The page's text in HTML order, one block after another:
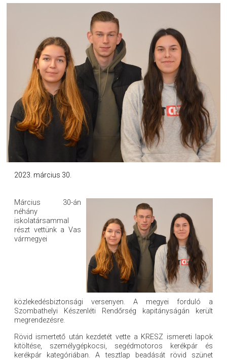
Március 30-án
néhány
iskolatársammal
részt vettünk a Vas
vármegyei
közlekedésbiztonsági versenyen. A megyei forduló a
Szombathelyi Készenléti Rendőrség kapitányságán került
megrendezésre.
Rövid ismertető után kezdetét vette a KRESZ ismereti lapok
kitöltése, személygépkocsi, segédmotoros kerékpár és
kerékpár kategóriában. A tesztlap beadását rövid szünet
2023. március 30.